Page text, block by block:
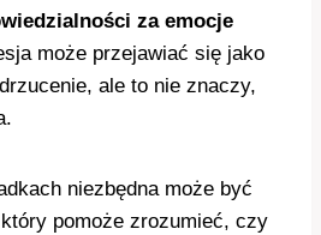
za emocje
może przejawiać się jako
ale to nie znaczy,
niezbędna może być
pomoże zrozumieć, czy